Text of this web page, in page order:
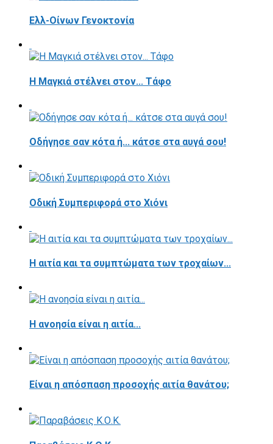
Ελλ-Οίνων Γενοκτονία
H Μαγκιά στέλνει στον... Τάφο
Οδήγησε σαν κότα ή... κάτσε στα αυγά σου!
Οδική Συμπεριφορά στο Χιόνι
Η αιτία και τα συμπτώματα των τροχαίων...
Η ανοησία είναι η αιτία...
Είναι η απόσπαση προσοχής αιτία θανάτου;